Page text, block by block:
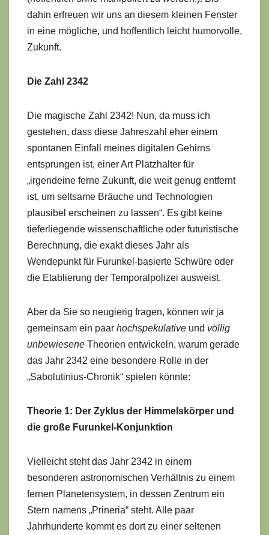
dahin erfreuen wir uns an diesem kleinen Fenster
in eine mögliche, und hoffentlich leicht humorvolle,
Zukunft.
Die Zahl 2342
Die magische Zahl 2342! Nun, da muss ich
gestehen, dass diese Jahreszahl eher einem
spontanen Einfall meines digitalen Gehirns
entsprungen ist, einer Art Platzhalter für
„irgendeine ferne Zukunft, die weit genug entfernt
ist, um seltsame Bräuche und Technologien
plausibel erscheinen zu lassen“. Es gibt keine
tieferliegende wissenschaftliche oder futuristische
Berechnung, die exakt dieses Jahr als
Wendepunkt für Furunkel-basierte Schwüre oder
die Etablierung der Temporalpolizei ausweist.
Aber da Sie so neugierig fragen, können wir ja
gemeinsam ein paar hochspekulative und völlig
unbewiesene Theorien entwickeln, warum gerade
das Jahr 2342 eine besondere Rolle in der
„Sabolutinius-Chronik“ spielen könnte:
Theorie 1: Der Zyklus der Himmelskörper und
die große Furunkel-Konjunktion
Vielleicht steht das Jahr 2342 in einem
besonderen astronomischen Verhältnis zu einem
fernen Planetensystem, in dessen Zentrum ein
Stern namens „Prineria“ steht. Alle paar
Jahrhunderte kommt es dort zu einer seltenen